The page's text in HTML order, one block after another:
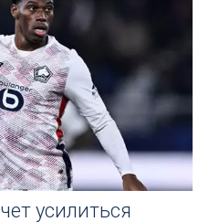
усилиться